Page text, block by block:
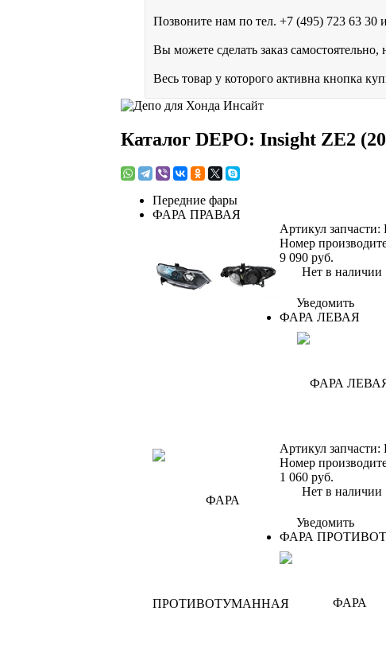
Позвоните нам по тел. +7 (495) 723 63 30
Вы можете сделать заказ
Весь товар у которого активна кнопка
Каталог DEPO: Insight ZE2
Передние фары
ФАРА ПРАВАЯ
Артикул запчасти:
Номер
9 090 руб.
Нет в наличии
Уведомить
ФАРА ЛЕВАЯ
Артикул запчасти:
Номер
1 060 руб.
Нет в наличии
Уведомить
ФАРА